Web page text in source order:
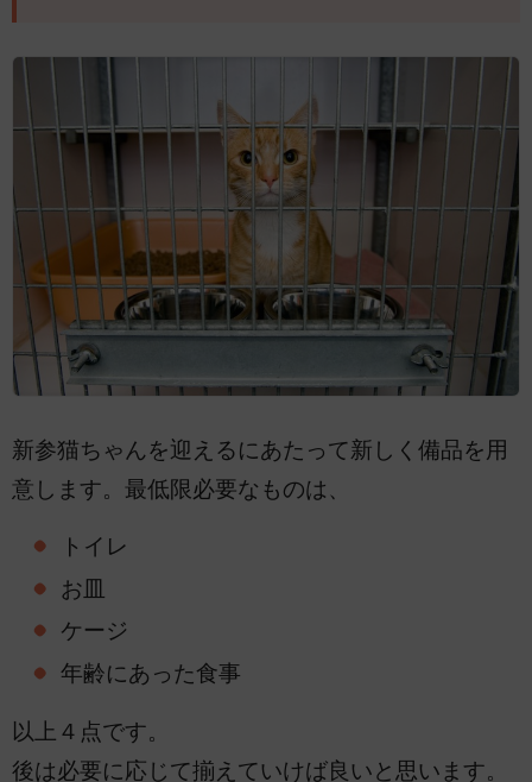
新参猫ちゃんを迎えるにあたって新しく備品を用
意します。最低限必要なものは、
トイレ
お皿
ケージ
年齢にあった食事
以上４点です。
後は必要に応じて揃えていけば良いと思います。